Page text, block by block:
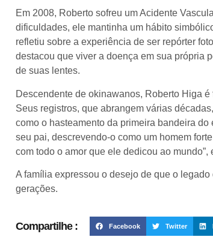
Em 2008, Roberto sofreu um Acidente
dificuldades, ele mantinha um hábito
refletiu sobre a experiência de ser repórter
destacou que viver a doença em sua própria
de suas lentes.
Descendente de okinawanos, Roberto Higa
Seus registros, que abrangem várias
como o hasteamento da primeira bandeira
seu pai, descrevendo-o como um homem
com todo o amor que ele dedicou ao mundo”,
A família expressou o desejo de que o
gerações.
Compartilhe : Facebook Twitter